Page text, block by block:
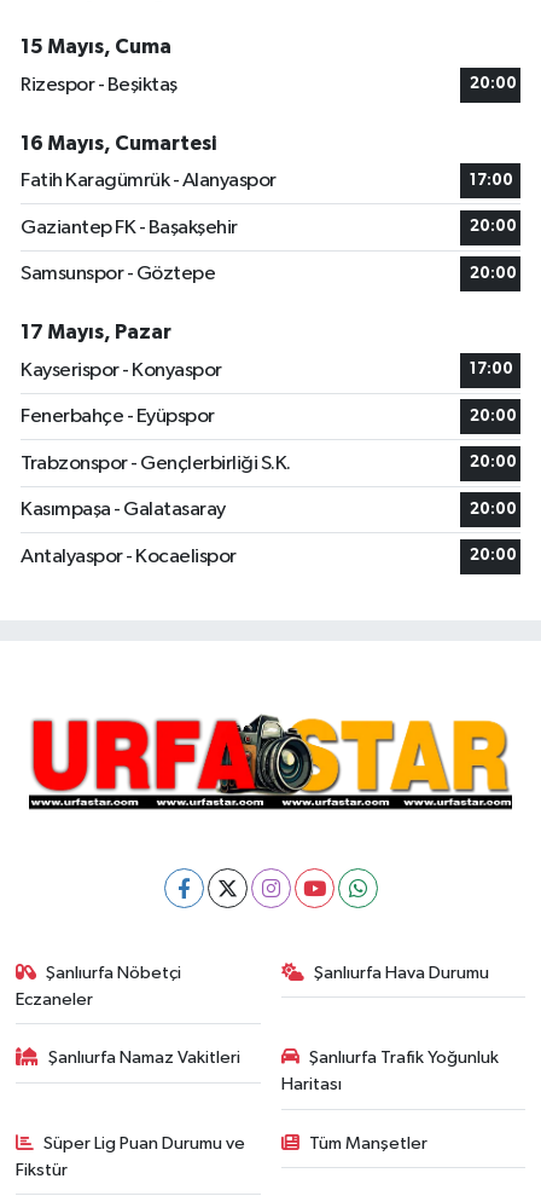
15 Mayıs, Cuma
Rizespor - Beşiktaş
20:00
16 Mayıs, Cumartesi
Fatih Karagümrük - Alanyaspor
17:00
Gaziantep FK - Başakşehir 20:00
Samsunspor - Göztepe 20:00
17 Mayıs, Pazar
Kayserispor - Konyaspor
17:00
Fenerbahçe - Eyüpspor 20:00
Trabzonspor - Gençlerbirliği S.K. 20:00
Kasımpaşa - Galatasaray 20:00
Antalyaspor - Kocaelispor 20:00
Şanlıurfa Nöbetçi
Eczaneler
Şanlıurfa Hava Durumu
Şanlıurfa Namaz Vakitleri
Şanlıurfa Trafik Yoğunluk
Haritası
Süper Lig Puan Durumu ve
Fikstür
Tüm Manşetler